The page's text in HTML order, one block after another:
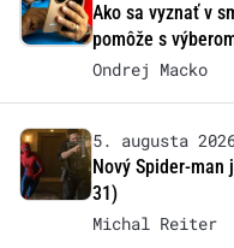
Ako sa vyznať v
pomôže s
Ondrej Macko
5. augusta
Nový Spider-
31)
Michal Reiter